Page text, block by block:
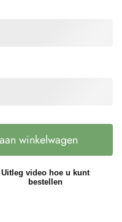
winkelwagen
Uitleg video hoe u kunt
bestellen